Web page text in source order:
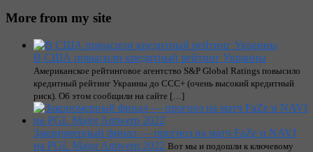
More from my site
В США повысили кредитный рейтинг Украины
Американское рейтинговое агентство S&P Global Ratings повысило
кредитный рейтинг Украины до CCC+ (очень высокий кредитный
риск). Об этом сообщили на сайте […]
Закономерный финал — прогноз на матч FaZe и NAVI
на PGL Major Antwerp 2022 Вот мы и подошли к ключевому